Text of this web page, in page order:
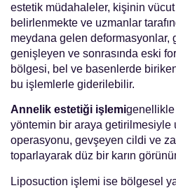
estetik müdahaleler, kişinin vücut
belirlenmekte ve uzmanlar
meydana gelen deformasyonlar,
genişleyen ve sonrasında eski
bölgesi, bel ve basenlerde
bu işlemlerle giderilebilir.
Annelik estetiği işlemi
yöntemin bir araya getirilmesiyle
operasyonu, gevşeyen cildi ve
toparlayarak düz bir karın
Liposuction işlemi ise bölgesel